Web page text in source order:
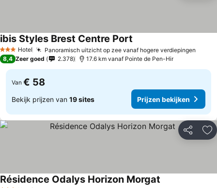
3 SterrenHotel Panoramisch uitzicht op zee vanaf hogere verdiepingen
ibis Styles Brest Centre Port
8,4 Zeer goed 2.378 17.6 km vanaf Pointe de Pen-Hir
Van € 58
Bekijk prijzen van 19 sites Prijzen bekijken
Delen
Résidence Odalys Horizon Morgat